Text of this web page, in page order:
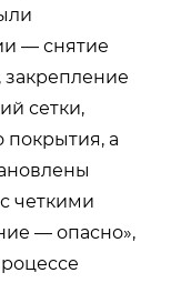
— снятие
закрепление
сетки,
покрытия, а
четкими
— опасно»,